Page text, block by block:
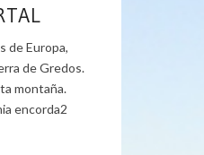
de Europa,
de Gredos.
montaña.
encorda2